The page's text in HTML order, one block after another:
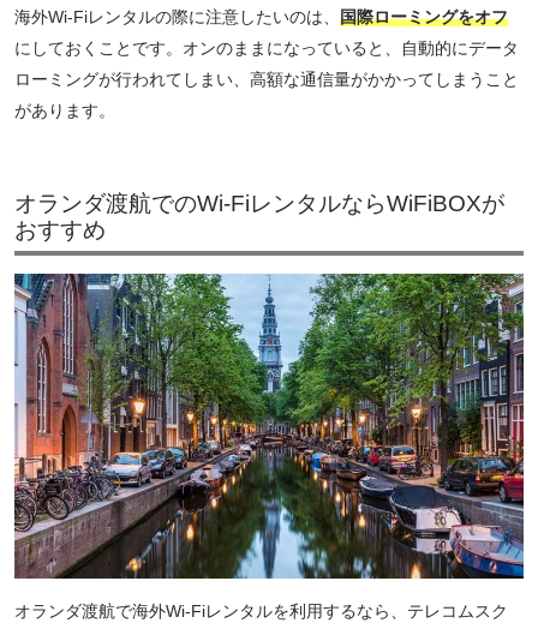
海外Wi-Fiレンタルの際に注意したいのは、 国際ローミングをオフ
にしておくことです。オンのままになっていると、自動的にデータ
ローミングが行われてしまい、高額な通信量がかかってしまうこと
があります。
オランダ渡航でのWi-FiレンタルならWiFiBOXが
おすすめ
オランダ渡航で海外Wi-Fiレンタルを利用するなら、テレコムスク